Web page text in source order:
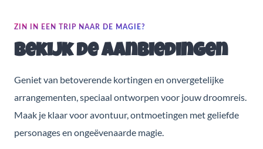
ZIN IN EEN TRIP NAAR DE MAGIE?
Bekijk de aanbiedingen
Geniet van betoverende kortingen en onvergetelijke
arrangementen, speciaal ontworpen voor jouw droomreis.
Maak je klaar voor avontuur, ontmoetingen met geliefde
personages en ongeëvenaarde magie.